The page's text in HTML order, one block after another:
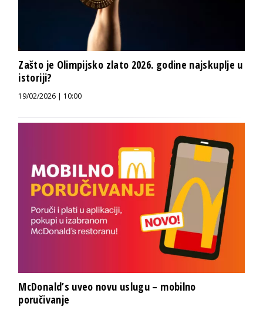
Zašto je Olimpijsko zlato 2026. godine najskuplje u
istoriji?
19/02/2026 | 10:00
McDonald’s uveo novu uslugu – mobilno
poručivanje